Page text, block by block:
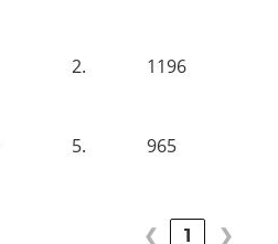
2. 1196
5. 965
❮ 1 ❯